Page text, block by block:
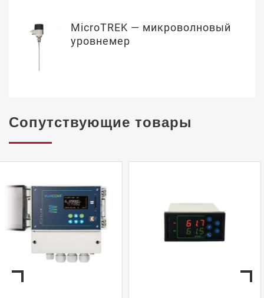
MicroTREK — микроволновый
уровнемер
Сопутствующие товары